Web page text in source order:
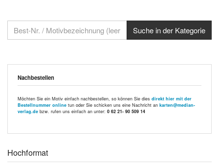
Nachbestellen
Möchten Sie ein Motiv einfach nachbestellen, so können Sie dies direkt hier mit der
Bestellnummer online tun oder Sie schicken uns eine Nachricht an karten@median-
verlag.de bzw. rufen uns einfach an unter: 0 62 21- 90 509 14
Hochformat